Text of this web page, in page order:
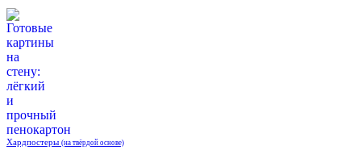
Хардпостеры (на твёрдой основе)